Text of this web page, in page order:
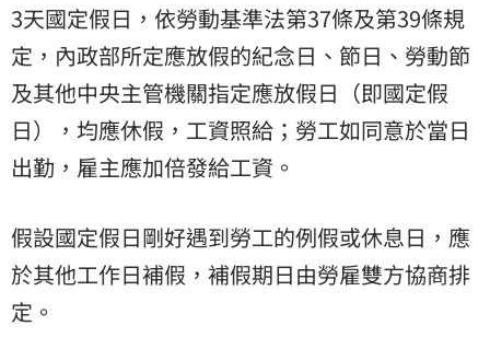
3天國定假日，依勞動基準法第37條及第39條規
定，內政部所定應放假的紀念日、節日、勞動節
及其他中央主管機關指定應放假日（即國定假
日），均應休假，工資照給；勞工如同意於當日
出勤，雇主應加倍發給工資。
假設國定假日剛好遇到勞工的例假或休息日，應
於其他工作日補假，補假期日由勞雇雙方協商排
定。